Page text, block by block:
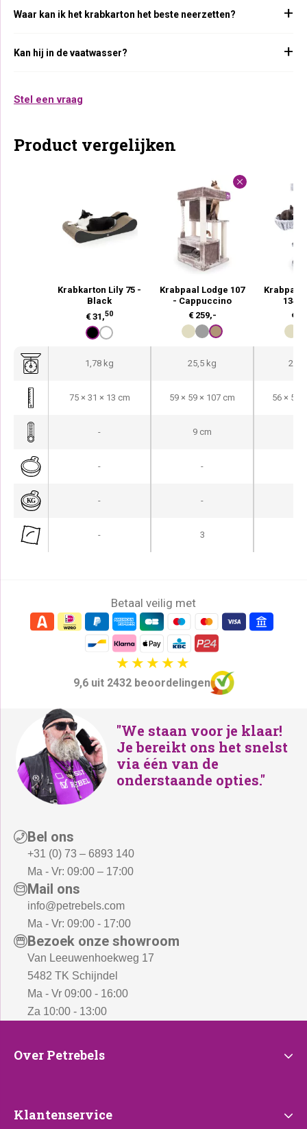
Waar kan ik het krabkarton het beste neerzetten?
Kan hij in de vaatwasser?
Stel een vraag
Product vergelijken
Krabkarton Lily 75 -
Black
€31,50
Krabpaal Lodge 107
- Cappuccino
€ 259,-
Krabpaal
134 -
€
1,78 kg 25,5 kg
75 × 31 × 13 cm 59 × 59 × 107 cm 56 × 59
- 9 cm
- -
- -
- 3
Betaal veilig met
9,6 uit 2432 beoordelingen
"We staan voor je klaar!
Je bereikt ons het snelst
via één van de
onderstaande opties."
Bel ons
+31 (0) 73 – 6893 140
Ma - Vr: 09:00 – 17:00
Mail ons
info@petrebels.com
Ma - Vr: 09:00 - 17:00
Bezoek onze showroom
Van Leeuwenhoekweg 17
5482 TK Schijndel
Ma - Vr 09:00 - 16:00
Za 10:00 - 13:00
Over
Over Petrebels
Klantenservice
Klantenservice